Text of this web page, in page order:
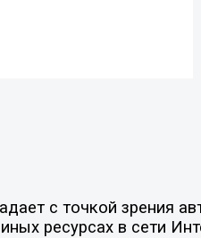
с точкой зрения
ресурсах в сети